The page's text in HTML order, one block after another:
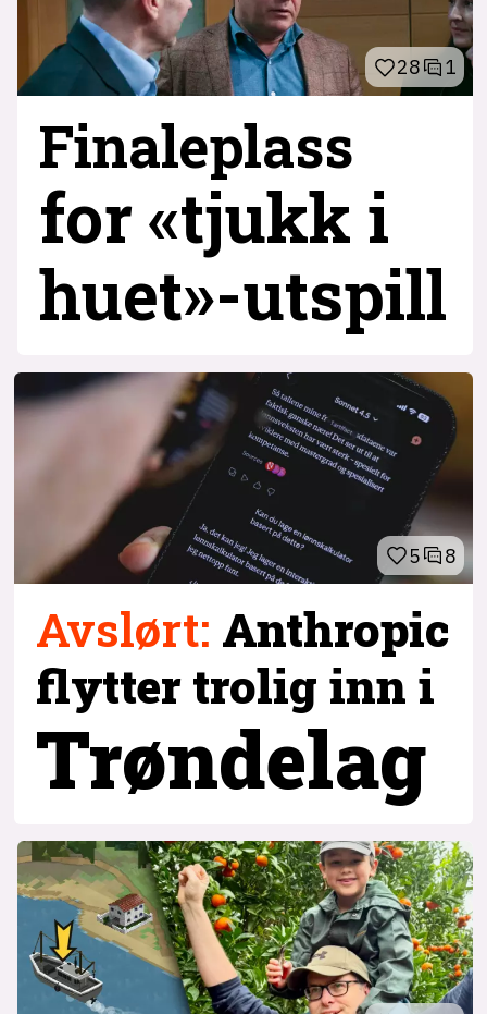
28 1
Finaleplass
for «tjukk i
huet»-utspill
5 8
Avslørt: Anthropic
flytter trolig inn i
Trøndelag